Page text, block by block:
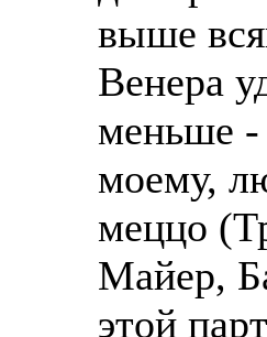
выше
Венера
меньше
моему,
меццо
Майер,
этой